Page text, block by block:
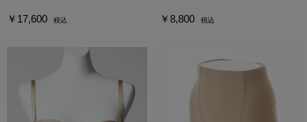
￥17,600 税込 ￥8,800 税込